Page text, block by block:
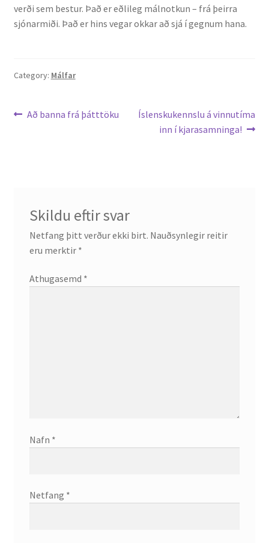
English
verði sem bestur. Það er eðlileg málnotkun – frá þeirra
sjónarmiði. Það er hins vegar okkar að sjá í gegnum hana.
Category: Málfar
Leiðarkerfi
Previous
Að banna frá þátttöku
Next
Íslenskukennslu á vinnutíma
inn í kjarasamninga!
Skildu eftir svar
Netfang þitt verður ekki birt. Nauðsynlegir reitir
eru merktir *
Athugasemd *
Nafn *
Netfang *